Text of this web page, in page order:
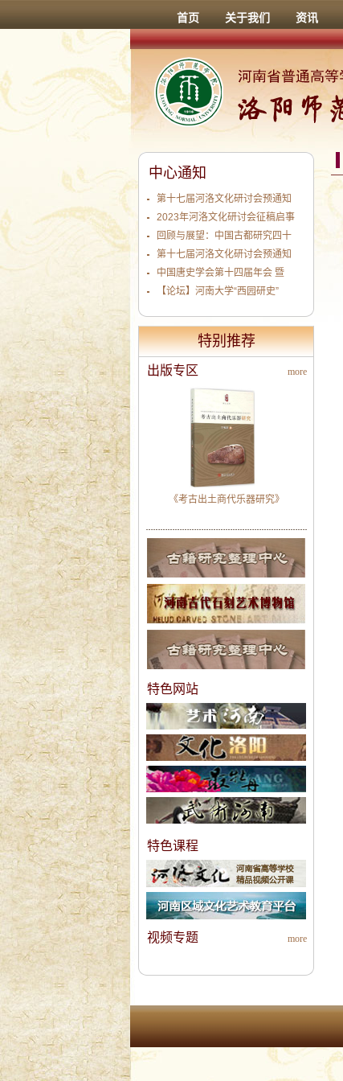
首页 关于我们 资讯
中心通知
第十七届河洛文化研讨会预通知
2023年河洛文化研讨会征稿启事
回顾与展望：中国古都研究四十
第十七届河洛文化研讨会预通知
中国唐史学会第十四届年会 暨
【论坛】河南大学“西园研史”
特别推荐
more
出版专区
《考古出土商代乐器研究》
特色网站
特色课程
more
视频专题